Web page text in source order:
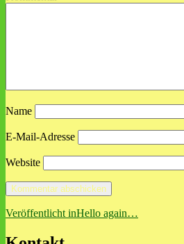
Name
E-Mail-Adresse
Website
Beitragsnavigation
Veröffentlicht inHello again…